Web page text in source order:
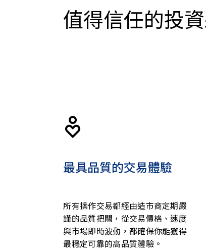
值得信任的投
最具品質的交易體驗
所有操作交易都經由造市商定期嚴
謹的品質把關，從交易價格、速度
與市場即時波動，都確保你能獲得
最穩定可靠的高品質體驗。